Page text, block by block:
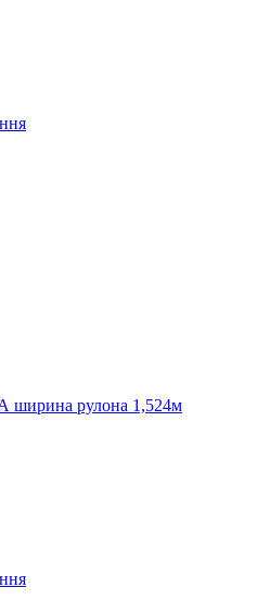
ширина рулона 1,524м